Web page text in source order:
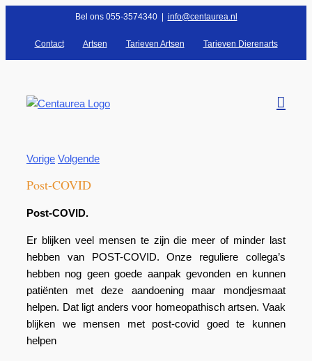
inhoud
Bel ons 055-3574340 info@centaurea.nl
Contact Artsen Tarieven Artsen Tarieven Dierenarts
Vorige Volgende
Post-COVID
Post-COVID.
Er blijken veel mensen te zijn die meer of minder last
hebben van POST-COVID. Onze reguliere collega’s
hebben nog geen goede aanpak gevonden en kunnen
patiënten met deze aandoening maar mondjesmaat
helpen. Dat ligt anders voor homeopathisch artsen. Vaak
blijken we mensen met post-covid goed te kunnen
helpen